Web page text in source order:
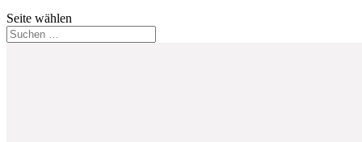
Seite wählen